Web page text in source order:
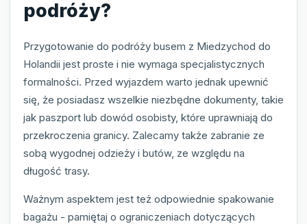
podróży?
Przygotowanie do podróży busem z Miedzychod do
Holandii jest proste i nie wymaga specjalistycznych
formalności. Przed wyjazdem warto jednak upewnić
się, że posiadasz wszelkie niezbędne dokumenty, takie
jak paszport lub dowód osobisty, które uprawniają do
przekroczenia granicy. Zalecamy także zabranie ze
sobą wygodnej odzieży i butów, ze względu na
długość trasy.
Ważnym aspektem jest też odpowiednie spakowanie
bagażu - pamiętaj o ograniczeniach dotyczących